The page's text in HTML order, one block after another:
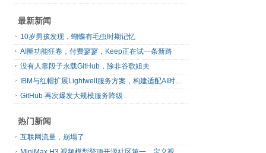
最新新闻
10岁男孩发现，蝴蝶有毛虫时期记忆
AI圈功能狂卷，付费寥寥，Keep正在试一条新路
没有人靠段子永载GitHub，除非谷歌姐夫
GitHub 再次爆发大规模服务降级
热门新闻
互联网流量，崩塌了